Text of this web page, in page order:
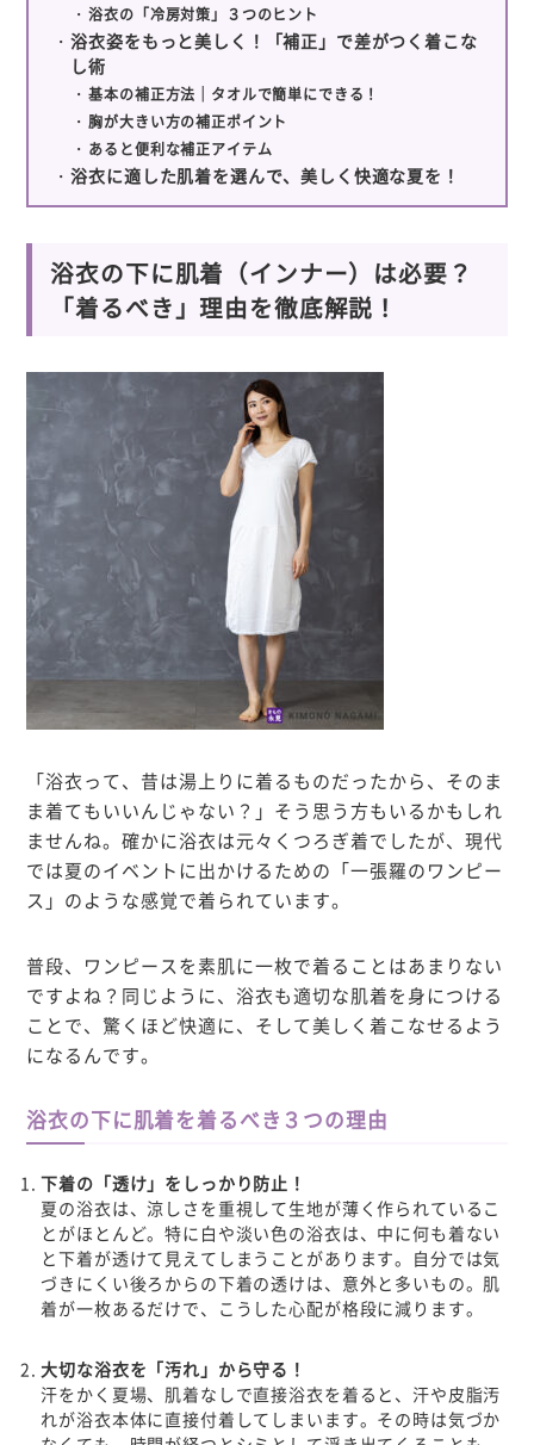
浴衣の「冷房対策」３つのヒント
浴衣姿をもっと美しく！「補正」で差がつく着こな
し術
基本の補正方法｜タオルで簡単にできる！
胸が大きい方の補正ポイント
あると便利な補正アイテム
浴衣に適した肌着を選んで、美しく快適な夏を！
浴衣の下に肌着（インナー）は必要？
「着るべき」理由を徹底解説！
「浴衣って、昔は湯上りに着るものだったから、そのま
ま着てもいいんじゃない？」そう思う方もいるかもしれ
ませんね。確かに浴衣は元々くつろぎ着でしたが、現代
では夏のイベントに出かけるための「一張羅のワンピー
ス」のような感覚で着られています。
普段、ワンピースを素肌に一枚で着ることはあまりない
ですよね？同じように、浴衣も適切な肌着を身につける
ことで、驚くほど快適に、そして美しく着こなせるよう
になるんです。
浴衣の下に肌着を着るべき３つの理由
下着の「透け」をしっかり防止！
夏の浴衣は、涼しさを重視して生地が薄く作られているこ
とがほとんど。特に白や淡い色の浴衣は、中に何も着ない
と下着が透けて見えてしまうことがあります。自分では気
づきにくい後ろからの下着の透けは、意外と多いもの。肌
着が一枚あるだけで、こうした心配が格段に減ります。
大切な浴衣を「汚れ」から守る！
汗をかく夏場、肌着なしで直接浴衣を着ると、汗や皮脂汚
れが浴衣本体に直接付着してしまいます。その時は気づか